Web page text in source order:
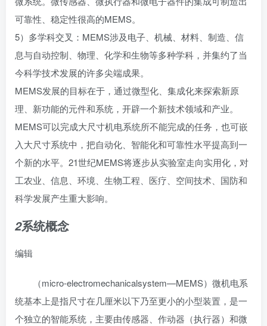
可靠性、稳定性很高的MEMS。
5）多学科交叉：MEMS涉及电子、机械、材料、制造、信
息与自动控制、物理、化学和生物等多种学科，并集约了当
今科学技术发展的许多尖端成果。
MEMS发展的目标在于，通过微型化、集成化来探索新原
理、新功能的元件和系统，开辟一个新技术领域和产业。
MEMS可以完成大尺寸机电系统所不能完成的任务，也可嵌
入大尺寸系统中，把自动化、智能化和可靠性水平提高到一
个新的水平。21世纪MEMS将逐步从实验室走向实用化，对
工农业、信息、环境、生物工程、医疗、空间技术、国防和
科学发展产生重大影响。
2系统概念
编辑
（micro-electromechanicalsystem—MEMS）微机电系
统基本上是指尺寸在几厘米以下乃至更小的小型装置，是一
个独立的智能系统，主要由传感器、 作动器 （执行器）和微